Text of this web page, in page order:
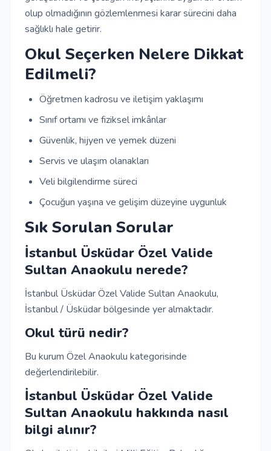
olup olmadığının gözlemlenmesi karar sürecini daha
sağlıklı hale getirir.
Okul Seçerken Nelere Dikkat
Edilmeli?
Öğretmen kadrosu ve iletişim yaklaşımı
Sınıf ortamı ve fiziksel imkânlar
Güvenlik, hijyen ve yemek düzeni
Servis ve ulaşım olanakları
Veli bilgilendirme süreci
Çocuğun yaşına ve gelişim düzeyine uygunluk
Sık Sorulan Sorular
İstanbul Üsküdar Özel Valide
Sultan Anaokulu nerede?
İstanbul Üsküdar Özel Valide Sultan Anaokulu,
İstanbul / Üsküdar bölgesinde yer almaktadır.
Okul türü nedir?
Bu kurum Özel Anaokulu kategorisinde
değerlendirilebilir.
İstanbul Üsküdar Özel Valide
Sultan Anaokulu hakkında nasıl
bilgi alınır?